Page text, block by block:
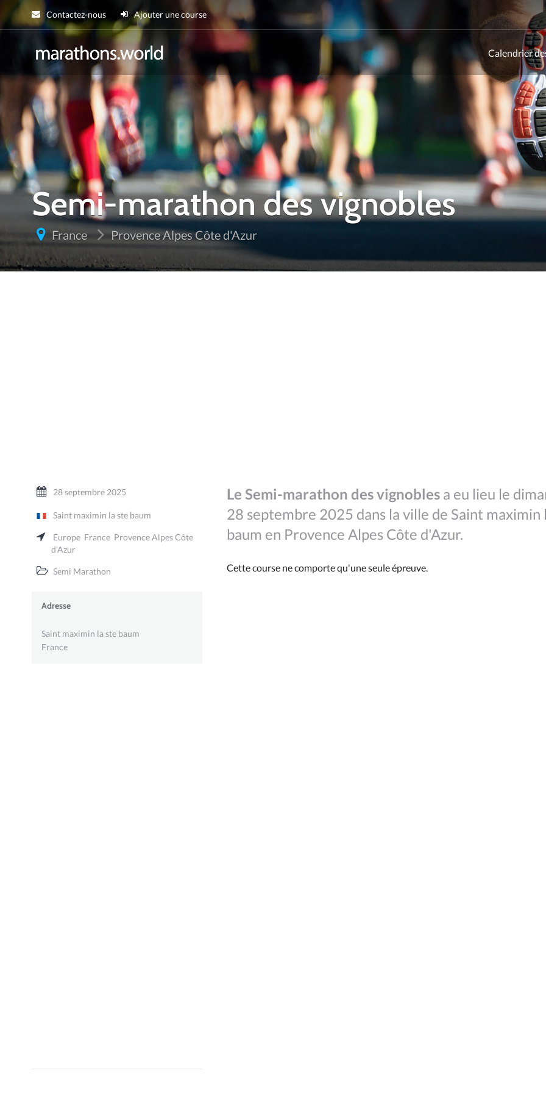
Contactez-nous Ajouter une course
marathons.world
Calendrier
Semi-marathon des vignobles
France Provence Alpes Côte d'Azur
28 septembre 2025
Saint maximin la ste baum
Europe France Provence Alpes Côte
d'Azur
Semi Marathon
Adresse
Saint maximin la ste baum
France
Le Semi-marathon des vignobles a eu lieu le
28 septembre 2025 dans la ville de Saint maximin
baum en Provence Alpes Côte d'Azur.
Cette course ne comporte qu'une seule épreuve.